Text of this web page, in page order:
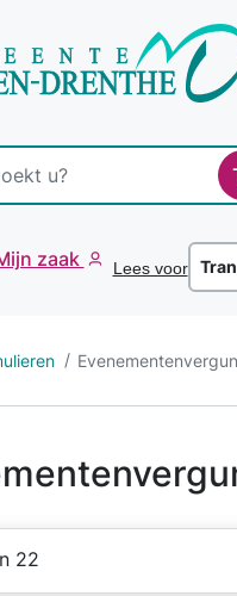
zaak Lees voor
22